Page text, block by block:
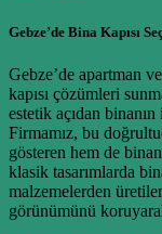
Gebze’de Bina Kapısı
Gebze’de apartman
kapısı çözümleri
estetik açıdan
Firmamız, bu
gösteren hem de
klasik tasarımlarda
malzemelerden
görünümünü